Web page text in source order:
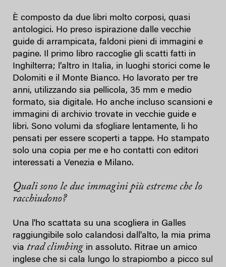
È composto da due libri molto corposi, quasi
antologici. Ho preso ispirazione dalle vecchie
guide di arrampicata, faldoni pieni di immagini e
pagine. Il primo libro raccoglie gli scatti fatti in
Inghilterra; l’altro in Italia, in luoghi storici come le
Dolomiti e il Monte Bianco. Ho lavorato per tre
anni, utilizzando sia pellicola, 35 mm e medio
formato, sia digitale. Ho anche incluso scansioni e
immagini di archivio trovate in vecchie guide e
libri. Sono volumi da sfogliare lentamente, li ho
pensati per essere scoperti a tappe. Ho stampato
solo una copia per me e ho contatti con editori
interessati a Venezia e Milano.
Quali sono le due immagini più estreme che lo
racchiudono?
Una l'ho scattata su una scogliera in Galles
raggiungibile solo calandosi dall'alto, la mia prima
via trad climbingin assoluto. Ritrae un amico
inglese che si cala lungo lo strapiombo a picco sul